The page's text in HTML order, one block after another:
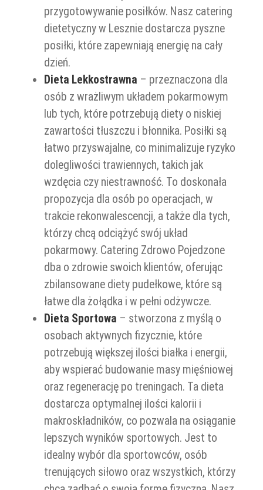
przygotowywanie posiłków. Nasz catering
dietetyczny w Lesznie dostarcza pyszne
posiłki, które zapewniają energię na cały
dzień.
Dieta Lekkostrawna – przeznaczona dla
osób z wrażliwym układem pokarmowym
lub tych, które potrzebują diety o niskiej
zawartości tłuszczu i błonnika. Posiłki są
łatwo przyswajalne, co minimalizuje ryzyko
dolegliwości trawiennych, takich jak
wzdęcia czy niestrawność. To doskonała
propozycja dla osób po operacjach, w
trakcie rekonwalescencji, a także dla tych,
którzy chcą odciążyć swój układ
pokarmowy. Catering Zdrowo Pojedzone
dba o zdrowie swoich klientów, oferując
zbilansowane diety pudełkowe, które są
łatwe dla żołądka i w pełni odżywcze.
Dieta Sportowa – stworzona z myślą o
osobach aktywnych fizycznie, które
potrzebują większej ilości białka i energii,
aby wspierać budowanie masy mięśniowej
oraz regenerację po treningach. Ta dieta
dostarcza optymalnej ilości kalorii i
makroskładników, co pozwala na osiąganie
lepszych wyników sportowych. Jest to
idealny wybór dla sportowców, osób
trenujących siłowo oraz wszystkich, którzy